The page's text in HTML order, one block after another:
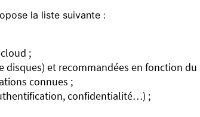
la liste suivante :
;
et recommandées en fonction du
connues ;
confidentialité…) ;